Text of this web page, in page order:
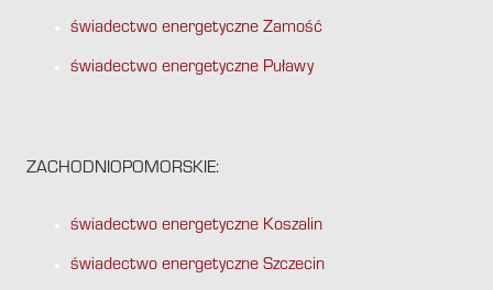
świadectwo energetyczne Zamość
świadectwo energetyczne Puławy
ZACHODNIOPOMORSKIE:
świadectwo energetyczne Koszalin
świadectwo energetyczne Szczecin